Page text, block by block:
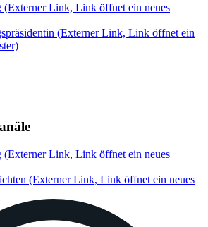
(Externer Link, Link öffnet ein neues
(Externer Link, Link öffnet ein
(Externer Link, Link öffnet ein neues
(Externer Link, Link öffnet ein neues